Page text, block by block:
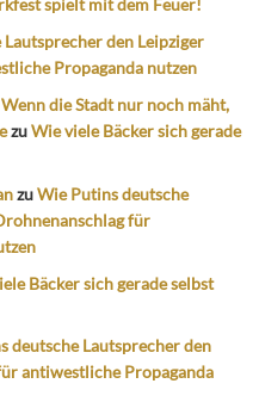
spielt mit dem Feuer!
den Leipziger
Propaganda nutzen
die Stadt nur noch mäht,
zuWie viele Bäcker sich gerade
zuWie Putins deutsche
für
Bäcker sich gerade selbst
deutsche Lautsprecher den
antiwestliche Propaganda